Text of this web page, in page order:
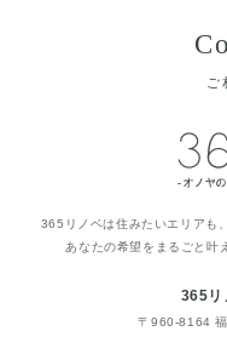
ご
365リノベは住みたいエリアも
あなたの希望をまるごと叶
365
〒960-8164 福